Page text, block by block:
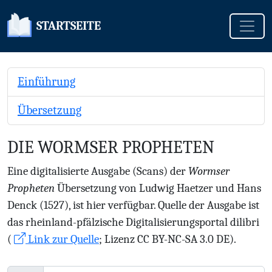
STARTSEITE
Einführung
Übersetzung
DIE WORMSER PROPHETEN
Eine digitalisierte Ausgabe (Scans) der Wormser
ProphetenÜbersetzung von Ludwig Haetzer und Hans
Denck (1527), ist hier verfügbar. Quelle der Ausgabe ist
das rheinland-pfälzische Digitalisierungsportal dilibri
(
Link zur Quelle; Lizenz CC BY-NC-SA 3.0 DE).